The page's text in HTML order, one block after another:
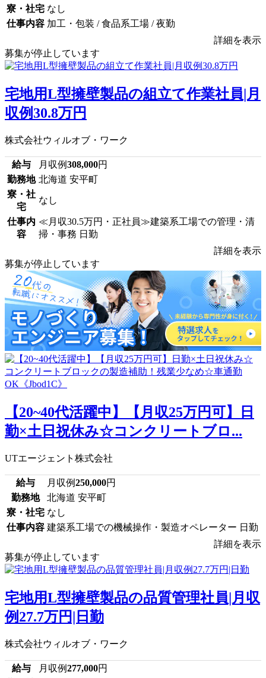
寮・社宅 なし
仕事内容 加工・包装 / 食品系工場 / 夜勤
詳細を表示
募集が停止しています
宅地用L型擁壁製品の組立て作業社員|月
収例30.8万円
株式会社ウィルオブ・ワーク
給与 月収例308,000円
勤務地 北海道 安平町
寮・社
宅
なし
仕事内
容
≪月収30.5万円・正社員≫建築系工場での管理・清
掃・事務 日勤
詳細を表示
募集が停止しています
【20~40代活躍中】【月収25万円可】日
勤×土日祝休み☆コンクリートブロ...
UTエージェント株式会社
給与 月収例250,000円
勤務地
北海道 安平町
寮・社宅 なし
仕事内容 建築系工場での機械操作・製造オペレーター 日勤
詳細を表示
募集が停止しています
宅地用L型擁壁製品の品質管理社員|月収
例27.7万円|日勤
株式会社ウィルオブ・ワーク
給与 月収例277,000円